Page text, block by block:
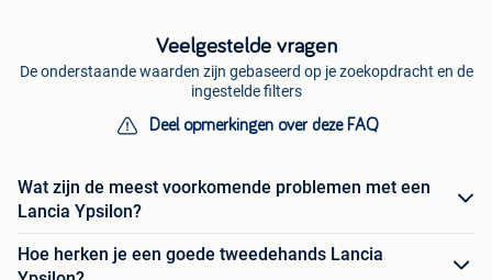
Veelgestelde vragen
De onderstaande waarden zijn gebaseerd op je zoekopdracht en de
ingestelde filters
Deel opmerkingen over deze FAQ
Wat zijn de meest voorkomende problemen met een
Lancia Ypsilon?
Hoe herken je een goede tweedehands Lancia